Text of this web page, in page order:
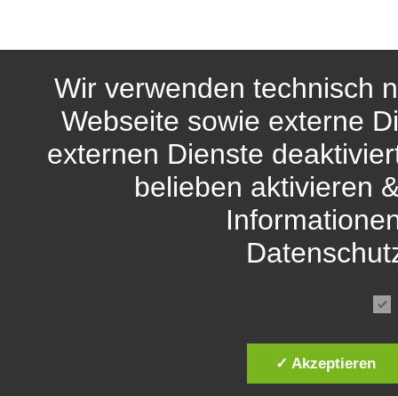
Wir verwenden technisch
Webseite sowie externe
externen Dienste
belieben aktivieren
✓ Akzeptieren